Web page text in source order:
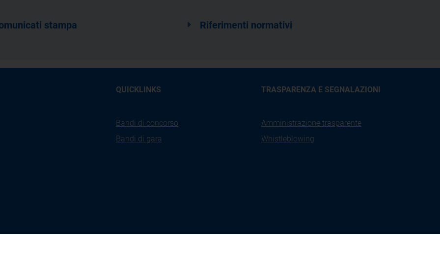
stampa Riferimenti normativi
QUICKLINKS
Bandi di concorso
Bandi di gara
TRASPARENZA E SEGNALAZIONI
Amministrazione trasparente
Whistleblowing